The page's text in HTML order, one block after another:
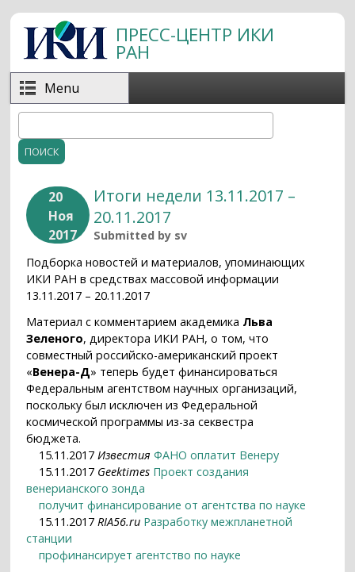
Перейти к основному содержанию
ПРЕСС-ЦЕНТР ИКИ
РАН
Menu
Форма поиска
20
Ноя
2017
Итоги недели 13.11.2017 –
20.11.2017
Submitted by sv
Подборка новостей и материалов, упоминающих
ИКИ РАН в средствах массовой информации
13.11.2017 – 20.11.2017
Материал с комментарием академика Льва
Зеленого, директора ИКИ РАН, о том, что
совместный российско-американский проект
«Венера-Д» теперь будет финансироваться
Федеральным агентством научных организаций,
поскольку был исключен из Федеральной
космической программы из-за секвестра
бюджета.
15.11.2017 Известия ФАНО оплатит Венеру
15.11.2017 Geektimes Проект создания
венерианского зонда
получит финансирование от агентства по науке
15.11.2017 RIA56.ru Разработку межпланетной
станции
профинансирует агентство по науке